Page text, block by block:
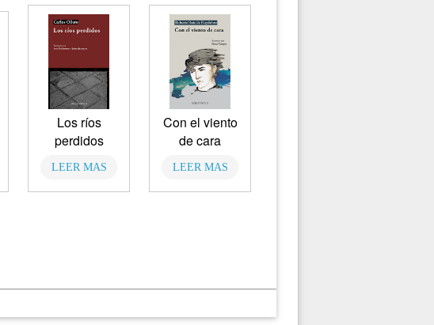
Los ríos
perdidos
LEER MAS
Con el viento
de cara
LEER MAS